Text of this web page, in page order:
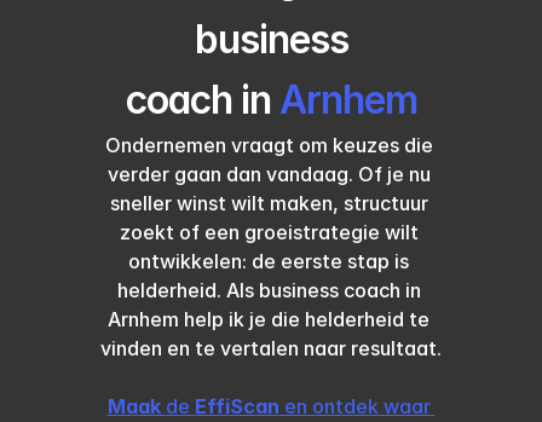
business
coach in Arnhem
Ondernemen vraagt om keuzes die
verder gaan dan vandaag. Of je nu
sneller winst wilt maken, structuur
zoekt of een groeistrategie wilt
ontwikkelen: de eerste stap is
helderheid. Als business coach in
Arnhem help ik je die helderheid te
vinden en te vertalen naar resultaat.
Maak de EffiScan en ontdek waar